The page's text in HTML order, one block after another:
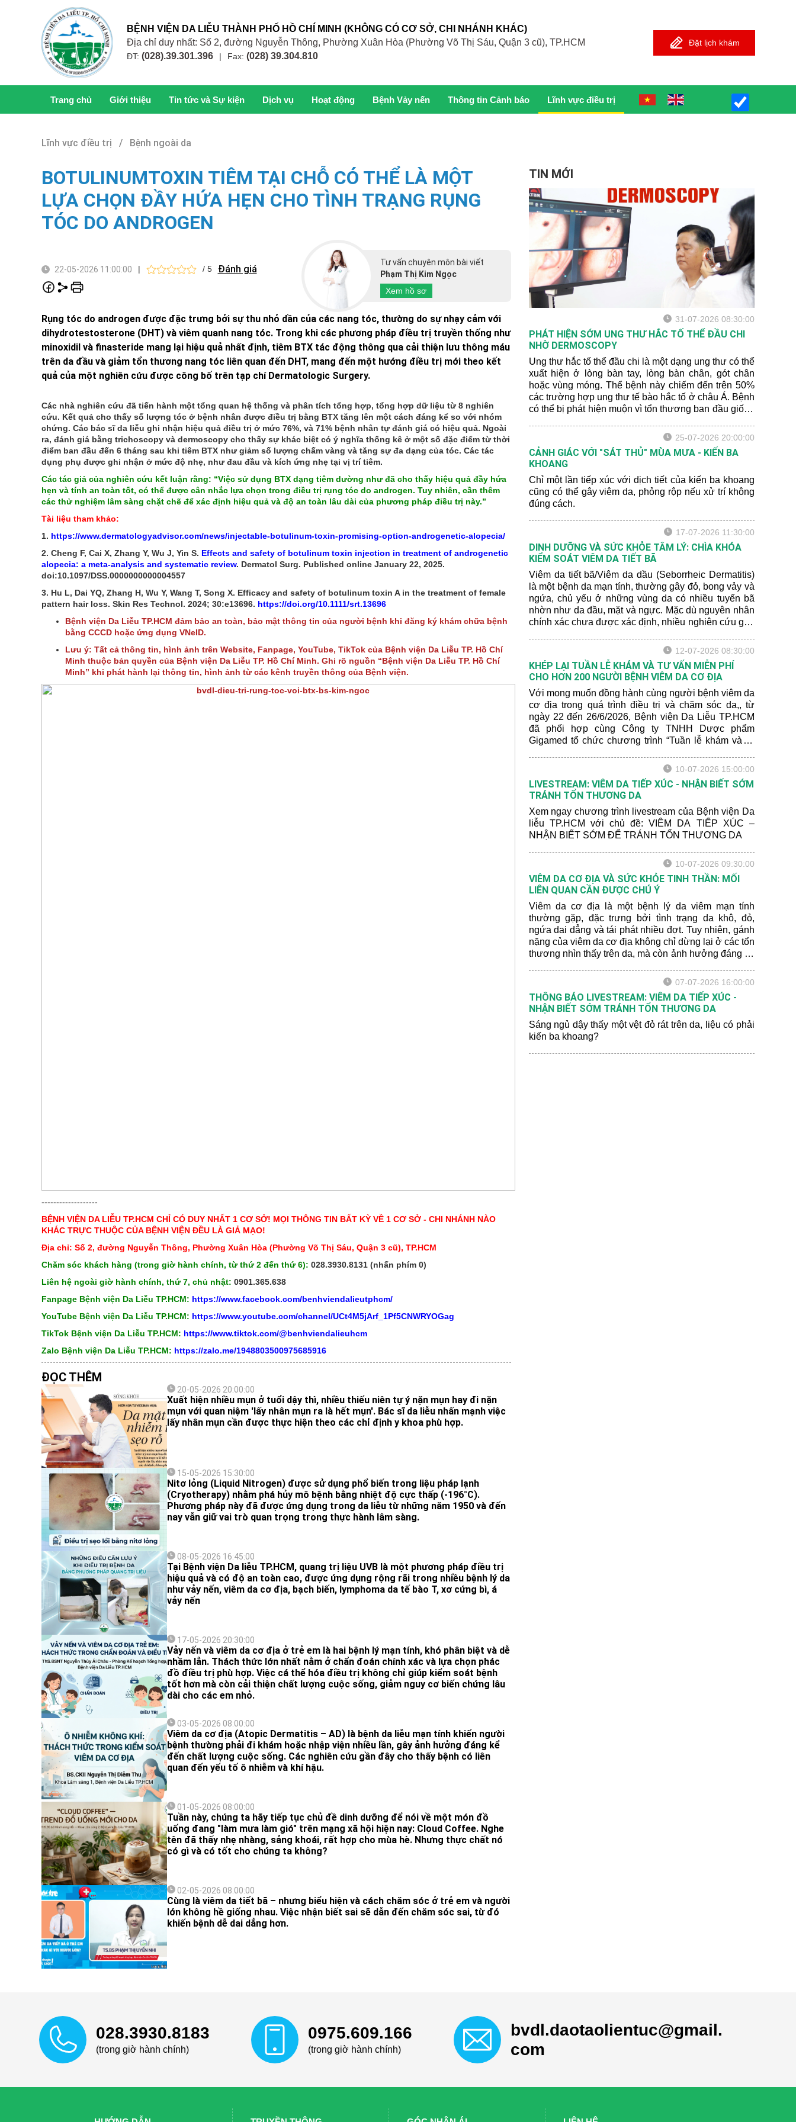
BỆNH VIỆN DA LIỄU THÀNH PHỐ HỒ CHÍ MINH (KHÔNG CÓ CƠ SỞ, CHI NHÁNH KHÁC)
Địa chỉ duy nhất: Số 2, đường Nguyễn Thông, Phường Xuân Hòa (Phường Võ Thị Sáu, Quận 3 cũ), TP.HCM
ĐT: (028).39.301.396 | Fax: (028) 39.304.810
Đặt lịch khám
Trang chủ Giới thiệu Tin tức và Sự kiện Dịch vụ Hoạt động Bệnh Vảy nến Thông tin Cảnh báo Lĩnh vực điều trị
Lĩnh vực điều trị / Bệnh ngoài da
BOTULINUMTOXIN TIÊM TẠI CHỖ CÓ THỂ LÀ MỘT
LỰA CHỌN ĐẦY HỨA HẸN CHO TÌNH TRẠNG RỤNG
TÓC DO ANDROGEN
22-05-2026 11:00:00 | / 5 Đánh giá
Tư vấn chuyên môn bài viết
Phạm Thị Kim Ngọc
Xem hồ sơ
Rụng tóc do androgen được đặc trưng bởi sự thu nhỏ dần của các nang tóc, thường do sự nhạy cảm với
dihydrotestosterone (DHT) và viêm quanh nang tóc. Trong khi các phương pháp điều trị truyền thống như
minoxidil và finasteride mang lại hiệu quả nhất định, tiêm BTX tác động thông qua cải thiện lưu thông máu
trên da đầu và giảm tổn thương nang tóc liên quan đến DHT, mang đến một hướng điều trị mới theo kết
quả của một nghiên cứu được công bố trên tạp chí Dermatologic Surgery.
Các nhà nghiên cứu đã tiến hành một tổng quan hệ thống và phân tích tổng hợp, tổng hợp dữ liệu từ 8 nghiên
cứu. Kết quả cho thấy số lượng tóc ở bệnh nhân được điều trị bằng BTX tăng lên một cách đáng kể so với nhóm
chứng. Các bác sĩ da liễu ghi nhận hiệu quả điều trị ở mức 76%, và 71% bệnh nhân tự đánh giá có hiệu quả. Ngoài
ra, đánh giá bằng trichoscopy và dermoscopy cho thấy sự khác biệt có ý nghĩa thống kê ở một số đặc điểm từ thời
điểm ban đầu đến 6 tháng sau khi tiêm BTX như giảm số lượng chấm vàng và tăng sự đa dạng của tóc. Các tác
dụng phụ được ghi nhận ở mức độ nhẹ, như đau đầu và kích ứng nhẹ tại vị trí tiêm.
Các tác giả của nghiên cứu kết luận rằng: “Việc sử dụng BTX dạng tiêm dường như đã cho thấy hiệu quả đầy hứa
hẹn và tính an toàn tốt, có thể được cân nhắc lựa chọn trong điều trị rụng tóc do androgen. Tuy nhiên, cần thêm
các thử nghiệm lâm sàng chặt chẽ để xác định hiệu quả và độ an toàn lâu dài của phương pháp điều trị này.”
Tài liệu tham khảo:
1. https://www.dermatologyadvisor.com/news/injectable-botulinum-toxin-promising-option-androgenetic-alopecia/
2. Cheng F, Cai X, Zhang Y, Wu J, Yin S. Effects and safety of botulinum toxin injection in treatment of androgenetic
alopecia: a meta-analysis and systematic review. Dermatol Surg. Published online January 22, 2025.
doi:10.1097/DSS.0000000000004557
3. Hu L, Dai YQ, Zhang H, Wu Y, Wang T, Song X. Efficacy and safety of botulinum toxin A in the treatment of female
pattern hair loss. Skin Res Technol. 2024; 30:e13696. https://doi.org/10.1111/srt.13696
Bệnh viện Da Liễu TP.HCM đảm bảo an toàn, bảo mật thông tin của người bệnh khi đăng ký khám chữa bệnh
bằng CCCD hoặc ứng dụng VNeID.
Lưu ý: Tất cả thông tin, hình ảnh trên Website, Fanpage, YouTube, TikTok của Bệnh viện Da Liễu TP. Hồ Chí
Minh thuộc bản quyền của Bệnh viện Da Liễu TP. Hồ Chí Minh. Ghi rõ nguồn “Bệnh viện Da Liễu TP. Hồ Chí
Minh” khi phát hành lại thông tin, hình ảnh từ các kênh truyền thông của Bệnh viện.
-------------------
BỆNH VIỆN DA LIỄU TP.HCM CHỈ CÓ DUY NHẤT 1 CƠ SỞ! MỌI THÔNG TIN BẤT KỲ VỀ 1 CƠ SỞ - CHI NHÁNH NÀO
KHÁC TRỰC THUỘC CỦA BỆNH VIỆN ĐỀU LÀ GIẢ MẠO!
Địa chỉ: Số 2, đường Nguyễn Thông, Phường Xuân Hòa (Phường Võ Thị Sáu, Quận 3 cũ), TP.HCM
Chăm sóc khách hàng (trong giờ hành chính, từ thứ 2 đến thứ 6): 028.3930.8131 (nhấn phím 0)
Liên hệ ngoài giờ hành chính, thứ 7, chủ nhật: 0901.365.638
Fanpage Bệnh viện Da Liễu TP.HCM: https://www.facebook.com/benhviendalieutphcm/
YouTube Bệnh viện Da Liễu TP.HCM: https://www.youtube.com/channel/UCt4M5jArf_1Pf5CNWRYOGag
TikTok Bệnh viện Da Liễu TP.HCM: https://www.tiktok.com/@benhviendalieuhcm
Zalo Bệnh viện Da Liễu TP.HCM: https://zalo.me/1948803500975685916
ĐỌC THÊM
20-05-2026 20:00:00
Xuất hiện nhiều mụn ở tuổi dậy thì, nhiều thiếu niên tự ý nặn mụn hay đi nặn
mụn với quan niệm 'lấy nhân mụn ra là hết mụn'. Bác sĩ da liễu nhấn mạnh việc
lấy nhân mụn cần được thực hiện theo các chỉ định y khoa phù hợp.
15-05-2026 15:30:00
Nitơ lỏng (Liquid Nitrogen) được sử dụng phổ biến trong liệu pháp lạnh
(Cryotherapy) nhằm phá hủy mô bệnh bằng nhiệt độ cực thấp (-196°C).
Phương pháp này đã được ứng dụng trong da liễu từ những năm 1950 và đến
nay vẫn giữ vai trò quan trọng trong thực hành lâm sàng.
08-05-2026 16:45:00
Tại Bệnh viện Da liễu TP.HCM, quang trị liệu UVB là một phương pháp điều trị
hiệu quả và có độ an toàn cao, được ứng dụng rộng rãi trong nhiều bệnh lý da
như vảy nến, viêm da cơ địa, bạch biến, lymphoma da tế bào T, xơ cứng bì, á
vảy nến
17-05-2026 20:30:00
Vảy nến và viêm da cơ địa ở trẻ em là hai bệnh lý mạn tính, khó phân biệt và dễ
nhầm lẫn. Thách thức lớn nhất nằm ở chẩn đoán chính xác và lựa chọn phác
đồ điều trị phù hợp. Việc cá thể hóa điều trị không chỉ giúp kiểm soát bệnh
tốt hơn mà còn cải thiện chất lượng cuộc sống, giảm nguy cơ biến chứng lâu
dài cho các em nhỏ.
03-05-2026 08:00:00
Viêm da cơ địa (Atopic Dermatitis – AD) là bệnh da liễu mạn tính khiến người
bệnh thường phải đi khám hoặc nhập viện nhiều lần, gây ảnh hưởng đáng kể
đến chất lượng cuộc sống. Các nghiên cứu gần đây cho thấy bệnh có liên
quan đến yếu tố ô nhiễm và khí hậu.
01-05-2026 08:00:00
Tuần này, chúng ta hãy tiếp tục chủ đề dinh dưỡng để nói về một món đồ
uống đang "làm mưa làm gió" trên mạng xã hội hiện nay: Cloud Coffee. Nghe
tên đã thấy nhẹ nhàng, sảng khoái, rất hợp cho mùa hè. Nhưng thực chất nó
có gì và có tốt cho chúng ta không?
02-05-2026 08:00:00
Cùng là viêm da tiết bã – nhưng biểu hiện và cách chăm sóc ở trẻ em và người
lớn không hề giống nhau. Việc nhận biết sai sẽ dẫn đến chăm sóc sai, từ đó
khiến bệnh dễ dai dẳng hơn.
TIN MỚI
31-07-2026 08:30:00
PHÁT HIỆN SỚM UNG THƯ HẮC TỐ THỂ ĐẦU CHI
NHỜ DERMOSCOPY
Ung thư hắc tố thể đầu chi là một dạng ung thư có thể
xuất hiện ở lòng bàn tay, lòng bàn chân, gót chân
hoặc vùng móng. Thể bệnh này chiếm đến trên 50%
các trường hợp ung thư tế bào hắc tố ở châu Á. Bệnh
có thể bị phát hiện muộn vì tổn thương ban đầu giống
25-07-2026 20:00:00
CẢNH GIÁC VỚI "SÁT THỦ" MÙA MƯA - KIẾN BA
KHOANG
Chỉ một lần tiếp xúc với dịch tiết của kiến ba khoang
cũng có thể gây viêm da, phỏng rộp nếu xử trí không
đúng cách.
17-07-2026 11:30:00
DINH DƯỠNG VÀ SỨC KHỎE TÂM LÝ: CHÌA KHÓA
KIỂM SOÁT VIÊM DA TIẾT BÃ
Viêm da tiết bã/Viêm da dầu (Seborrheic Dermatitis)
là một bệnh da mạn tính, thường gây đỏ, bong vảy và
ngứa, chủ yếu ở những vùng da có nhiều tuyến bã
nhờn như da đầu, mặt và ngực. Mặc dù nguyên nhân
chính xác chưa được xác định, nhiều nghiên cứu gần
tâm lý có thể ảnh hưởng đến mức độ nghiêm trọng
12-07-2026 08:30:00
KHÉP LẠI TUẦN LỄ KHÁM VÀ TƯ VẤN MIỄN PHÍ
CHO HƠN 200 NGƯỜI BỆNH VIÊM DA CƠ ĐỊA
Với mong muốn đồng hành cùng người bệnh viêm da
cơ địa trong quá trình điều trị và chăm sóc da,, từ
ngày 22 đến 26/6/2026, Bệnh viện Da Liễu TP.HCM
đã phối hợp cùng Công ty TNHH Dược phẩm
Gigamed tổ chức chương trình “Tuần lễ khám và tư
10-07-2026 15:00:00
LIVESTREAM: VIÊM DA TIẾP XÚC - NHẬN BIẾT SỚM
TRÁNH TỔN THƯƠNG DA
Xem ngay chương trình livestream của Bệnh viện Da
liễu TP.HCM với chủ đề: VIÊM DA TIẾP XÚC –
NHẬN BIẾT SỚM ĐỂ TRÁNH TỔN THƯƠNG DA
10-07-2026 09:30:00
VIÊM DA CƠ ĐỊA VÀ SỨC KHỎE TINH THẦN: MỐI
LIÊN QUAN CẦN ĐƯỢC CHÚ Ý
Viêm da cơ địa là một bệnh lý da viêm mạn tính
thường gặp, đặc trưng bởi tình trạng da khô, đỏ,
ngứa dai dẳng và tái phát nhiều đợt. Tuy nhiên, gánh
nặng của viêm da cơ địa không chỉ dừng lại ở các tổn
thương nhìn thấy trên da, mà còn ảnh hưởng đáng kể
lượng cuộc sống của người bệnh. 07-07-2026 16:00:00
THÔNG BÁO LIVESTREAM: VIÊM DA TIẾP XÚC -
NHẬN BIẾT SỚM TRÁNH TỔN THƯƠNG DA
Sáng ngủ dậy thấy một vệt đỏ rát trên da, liệu có phải
kiến ba khoang?
028.3930.8183
(trong giờ hành chính)
0975.609.166
(trong giờ hành chính)
bvdl.daotaolientuc@gmail.
com